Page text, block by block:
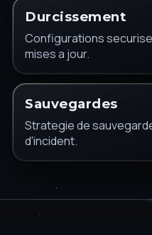
Durcissement
Configurations
mises a jour.
Sauvegardes
Strategie de
d'incident.